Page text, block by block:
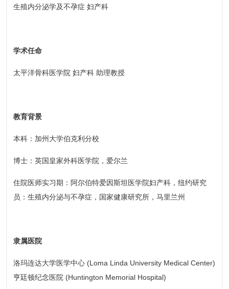
生殖内分泌学及不孕症 妇产科
学术任命
太平洋骨科医学院 妇产科 助理教授
教育背景
本科：加州大学伯克利分校
博士：英国皇家外科医学院，爱尔兰
住院医师实习期：阿尔伯特爱因斯坦医学院妇产科，纽约研究
员：生殖内分泌与不孕症，国家健康研究所，马里兰州
隶属医院
洛玛连达大学医学中心 (Loma Linda University Medical Center)
亨廷顿纪念医院 (Huntington Memorial Hospital)